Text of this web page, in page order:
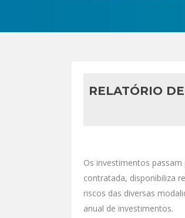
RELATÓRIO
Os investimentos
contratada, disponibiliza
riscos das diversas
anual de investimentos.